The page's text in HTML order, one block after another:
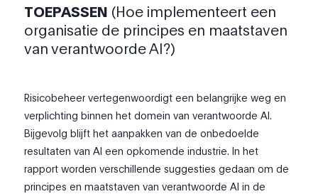
TOEPASSEN (Hoe implementeert een
organisatie de principes en maatstaven
van verantwoorde AI?)
Risicobeheer vertegenwoordigt een belangrijke weg en
verplichting binnen het domein van verantwoorde AI.
Bijgevolg blijft het aanpakken van de onbedoelde
resultaten van AI een opkomende industrie. In het
rapport worden verschillende suggesties gedaan om de
principes en maatstaven van verantwoorde AI in de